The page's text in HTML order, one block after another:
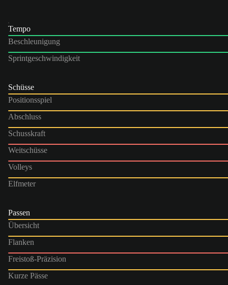
Tempo
Beschleunigung
Sprintgeschwindigkeit
Schüsse
Positionsspiel
Abschluss
Schusskraft
Weitschüsse
Volleys
Elfmeter
Passen
Übersicht
Flanken
Freistoß-Präzision
Kurze Pässe